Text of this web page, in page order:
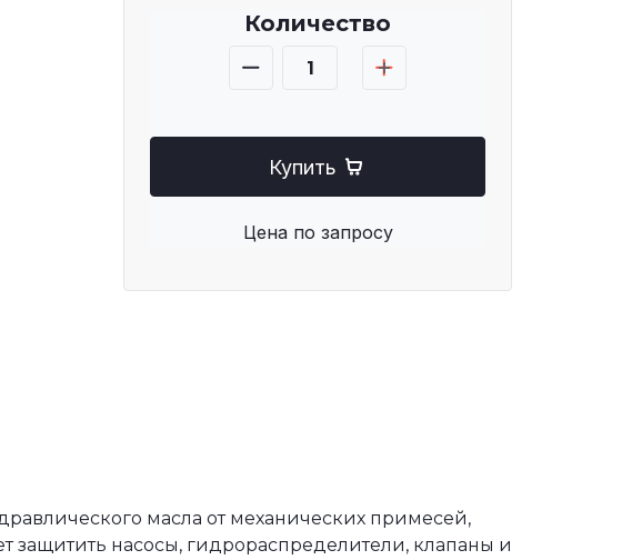
Количество
Купить
Цена по запросу
масла от механических примесей,
защитить насосы, гидрораспределители, клапаны и